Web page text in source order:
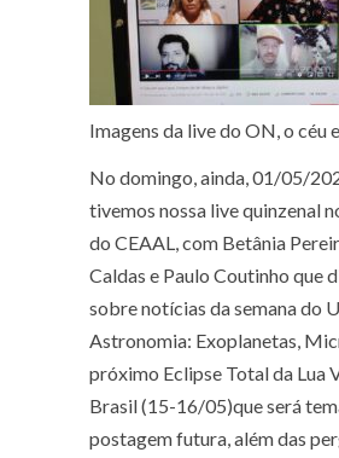
Imagens da live do ON, o céu
No domingo, ainda, 01/05/
tivemos nossa live quinzenal
do CEAAL, com Betânia
Caldas e Paulo Coutinho que
sobre notícias da semana do
Astronomia: Exoplanetas,
próximo Eclipse Total da Lua
Brasil (15-16/05)que será
postagem futura, além das